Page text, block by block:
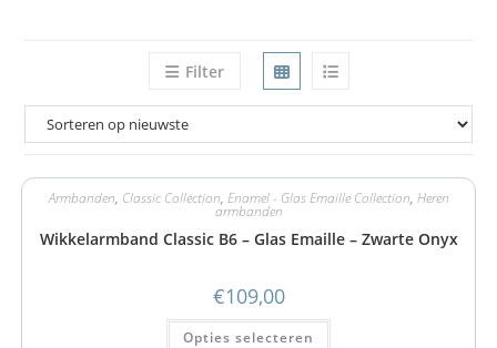
Filter
Armbanden, Classic Collection, Enamel - Glas Emaille Collection, Heren
armbanden
Wikkelarmband Classic B6 – Glas Emaille – Zwarte Onyx
€109,00
Opties selecteren